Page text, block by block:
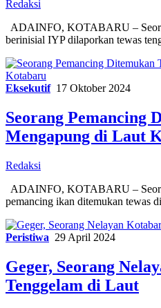
Redaksi
ADAINFO, KOTABARU –
berinisial IYP dilaporkan tewas
Eksekutif 17 Oktober 2024
Seorang Pemancing
Mengapung di Laut
Redaksi
ADAINFO, KOTABARU –
pemancing ikan ditemukan tewas
Peristiwa 29 April 2024
Geger, Seorang
Tenggelam di Laut